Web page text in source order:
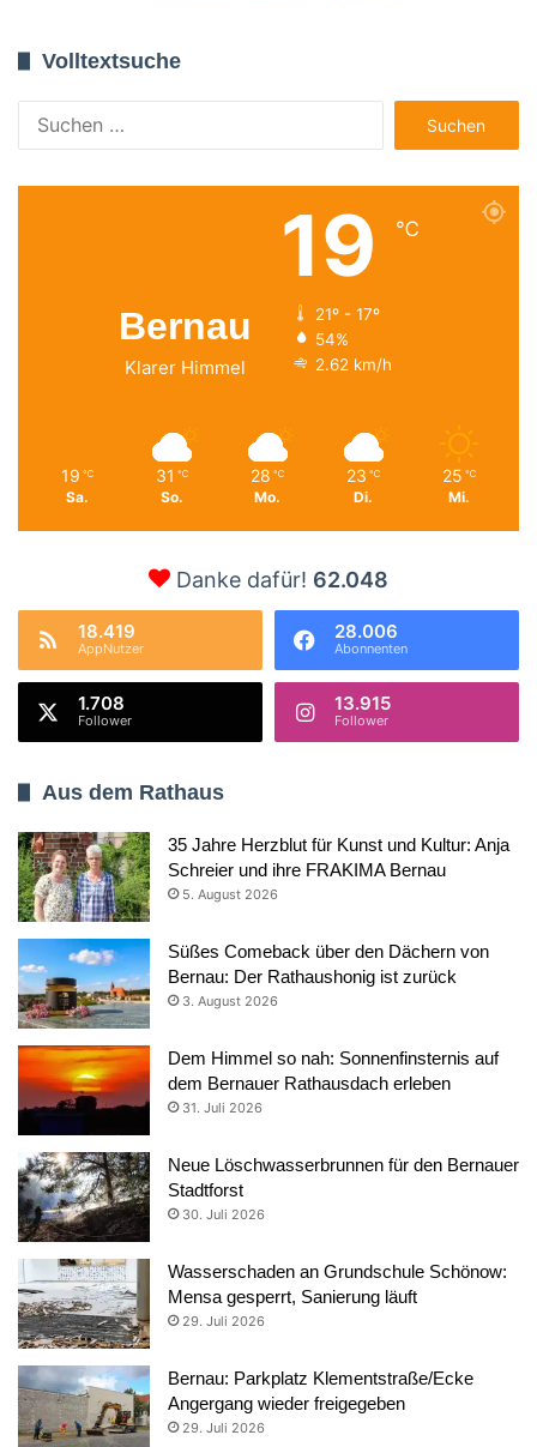
Volltextsuche
nach:
Bernau
Klarer Himmel
19 ℃
21º - 17º
54%
2.62 km/h
19 ℃
Sa.
31 ℃
So.
28 ℃
Mo.
23 ℃
Di.
25 ℃
Mi.
Danke dafür! 62.048
18.419
AppNutzer
28.006
Abonnenten
1.708
Follower
13.915
Follower
Aus dem Rathaus
35 Jahre Herzblut für Kunst und Kultur: Anja
Schreier und ihre FRAKIMA Bernau
5. August 2026
Süßes Comeback über den Dächern von
Bernau: Der Rathaushonig ist zurück
3. August 2026
Dem Himmel so nah: Sonnenfinsternis auf
dem Bernauer Rathausdach erleben
31. Juli 2026
Neue Löschwasserbrunnen für den Bernauer
Stadtforst
30. Juli 2026
Wasserschaden an Grundschule Schönow:
Mensa gesperrt, Sanierung läuft
29. Juli 2026
Bernau: Parkplatz Klementstraße/Ecke
Angergang wieder freigegeben
29. Juli 2026